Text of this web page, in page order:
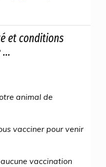
et conditions
animal de
vacciner pour venir
vaccination